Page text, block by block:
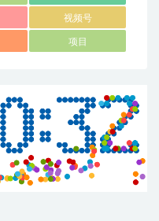
视频号
项目